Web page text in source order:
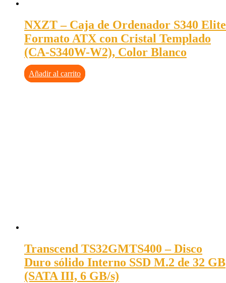
NXZT – Caja de Ordenador S340 Elite
Formato ATX con Cristal Templado
(CA-S340W-W2), Color Blanco
Añadir al carrito
Transcend TS32GMTS400 – Disco
Duro sólido Interno SSD M.2 de 32 GB
(SATA III, 6 GB/s)